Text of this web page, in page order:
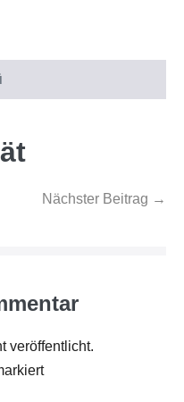
Nächster Beitrag →
veröffentlicht.